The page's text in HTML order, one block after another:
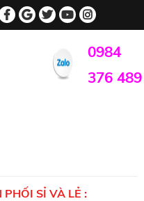
SỈ VÀ LẺ :
0984
376 489